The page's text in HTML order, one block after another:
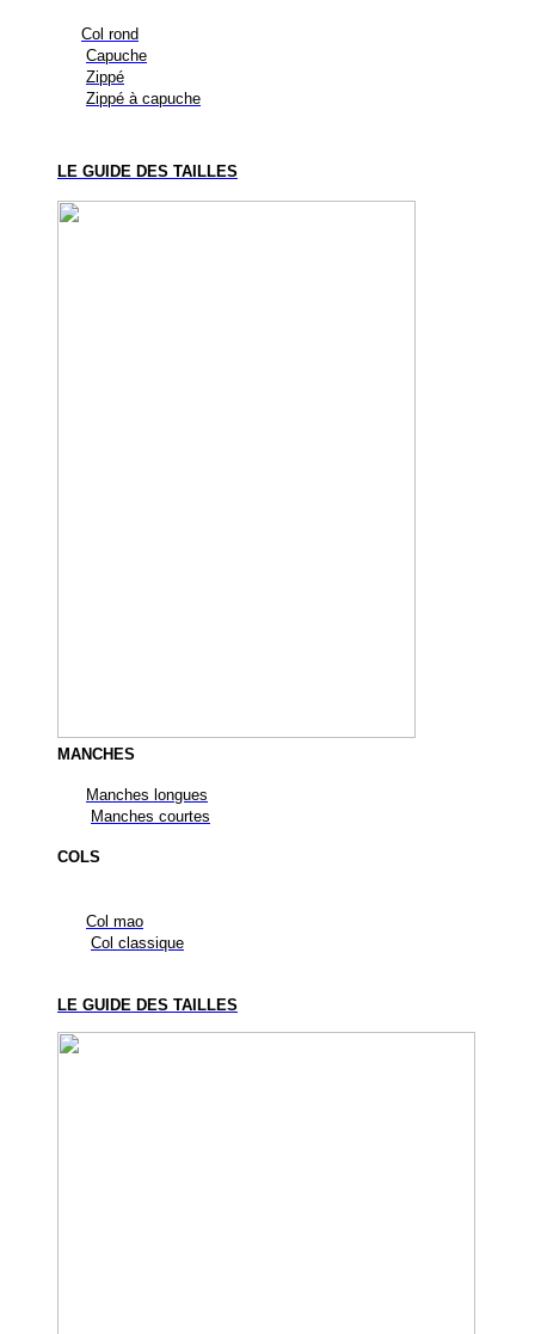
Col rond
Capuche
Zippé
Zippé à capuche
LE GUIDE DES TAILLES
MANCHES
Manches longues
Manches courtes
COLS
Col mao
Col classique
LE GUIDE DES TAILLES